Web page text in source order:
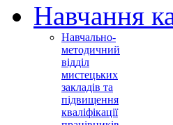
Навчання
Навчально-
методичний
відділ
мистецьких
закладів та
підвищення
кваліфікації